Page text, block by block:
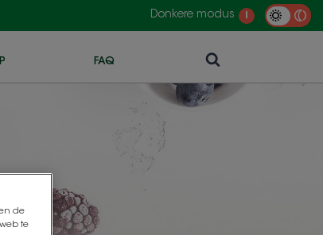
Donkere modus
FAQ
de
te